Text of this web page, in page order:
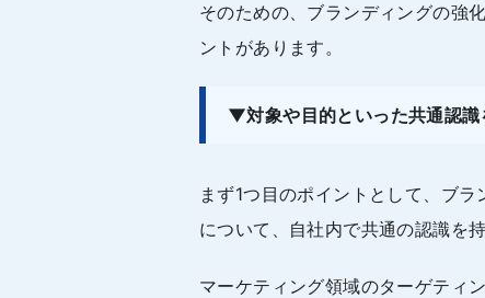
そのための、ブランディングの強
ントがあります。
▼対象や目的といった共通認識
まず1つ目のポイントとして、ブ
について、自社内で共通の認識を
マーケティング領域のターゲティ